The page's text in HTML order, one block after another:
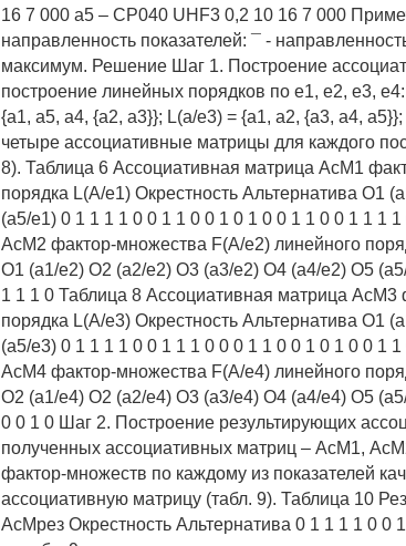
16 7 000 a5 – CP040 UHF3 0,2 10 16 7 000
направленность показателей: ¯ -
максимум. Решение Шаг 1. Построение
построение линейных порядков по е1, e2, e3,
{a1, a5, a4, {a2, a3}}; L(a/e3) = {a1, a2, {a3, a4,
четыре ассоциативные матрицы для каждого
8). Таблица 6 Ассоциативная матрица АсМ1
порядка L(A/e1) Окрестность Альтернатива O1
(a5/e1) 0 1 1 1 1 0 0 1 1 0 0 1 0 1 0 0 1 1 0 0 1 1 1
АсМ2 фактор-множества F(A/e2) линейного
O1 (a1/e2) O2 (a2/e2) O3 (a3/e2) O4 (a4/e2) O5
1 1 1 0 Таблица 8 Ассоциативная матрица
порядка L(A/e3) Окрестность Альтернатива O1
(a5/e3) 0 1 1 1 1 0 0 1 1 1 0 0 0 1 1 0 0 1 0 1 0 0 1
АсМ4 фактор-множества F(A/e4) линейного
O2 (a1/e4) O2 (a2/e4) O3 (a3/e4) O4 (a4/e4) O5
0 0 1 0 Шаг 2. Построение результирующих
полученных ассоциативных матриц – АсМ1,
фактор-множеств по каждому из показателей
ассоциативную матрицу (табл. 9). Таблица 10
АсМрез Окрестность Альтернатива 0 1 1 1 1 0 0